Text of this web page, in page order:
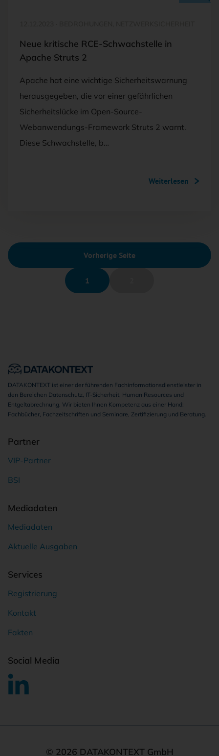
Neue kritische RCE-Schwachstelle in
Apache Struts 2
Apache hat eine wichtige Sicherheitswarnung
herausgegeben, die vor einer gefährlichen
Sicherheitslücke im Open-Source-
Webanwendungs-Framework Struts 2 warnt.
Diese Schwachstelle, b…
Weiterlesen
Vorherige Seite
1
DATAKONTEXT ist einer der führenden Fachinformationsdienstleister in
den Bereichen Datenschutz, IT-Sicherheit, Human Resources und
Entgeltabrechnung. Wir bieten Ihnen Kompetenz aus einer Hand:
Fachbücher, Fachzeitschriften und Seminare, Zertifizierung und Beratung.
Partner
VIP-Partner
BSI
Mediadaten
Mediadaten
Aktuelle Ausgaben
Services
Registrierung
Kontakt
Fakten
Social Media
© 2026 DATAKONTEXT GmbH